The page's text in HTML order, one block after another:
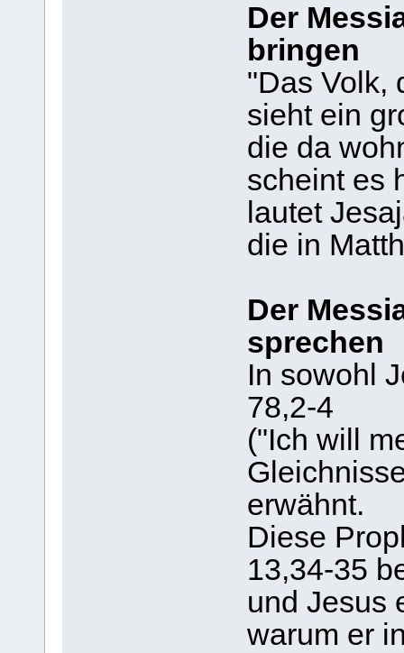
Der
bringen
"Das Volk,
sieht ein
die da
scheint es
lautet
die in
Der
sprechen
In sowohl
78,2-4
("Ich will
erwähnt.
Diese
13,34-35
und Jesus
warum er